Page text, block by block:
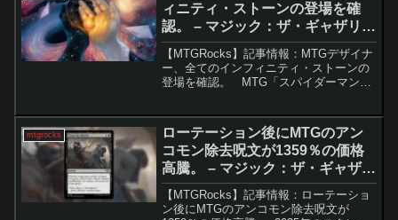
ィニティ・ストーンの登場を確
認。 – マジック：ザ・ギャザリン
グ
【MTGRocks】記事情報：MTGデザイナ
ー、全てのインフィニティ・ストーンの
登場を確認。 MTG「スパイダーマン」
フィニティ・ストーンも現れるのか？」
と大きな期...
mtgrocks
ローテーション後にMTGのアン
コモン除去呪文が1359％の価格
高騰。 – マジック：ザ・ギャザリ
ング
【MTGRocks】記事情報：ローテーショ
ン後にMTGのアンコモン除去呪文が